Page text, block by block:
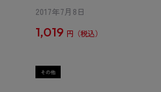
2017年7月8日
1,019 円